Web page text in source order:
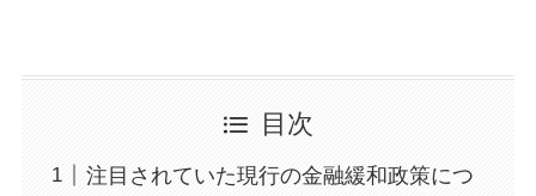
目次
注目されていた現行の金融緩和政策につ